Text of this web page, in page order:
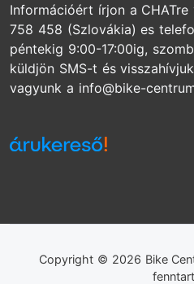
Információért írjon a
758 458 (Szlovákia) es
péntekig 9:00-17:00ig,
küldjön SMS-t és
vagyunk a info@bike-
Copyright © 2026 Bike